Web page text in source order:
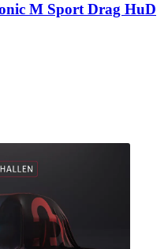
M Sport Drag HuD